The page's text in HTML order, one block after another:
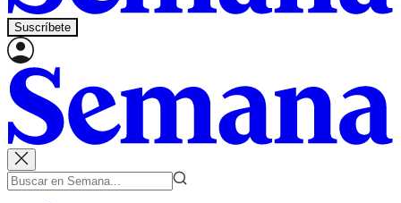
Suscríbete